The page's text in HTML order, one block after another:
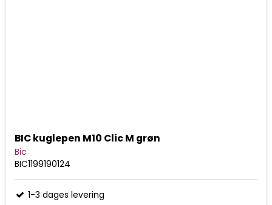
BIC kuglepen M10 Clic M grøn
Bic
BIC1199190124
1-3 dages levering